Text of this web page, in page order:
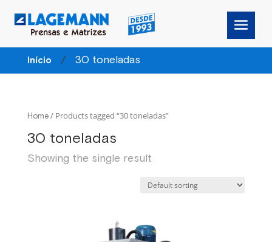
Início / 30 toneladas
Home/ Products tagged “30 toneladas”
30 toneladas
Showing the single result